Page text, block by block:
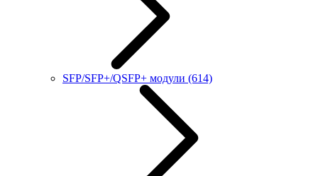
SFP/SFP+/QSFP+ модули (614)